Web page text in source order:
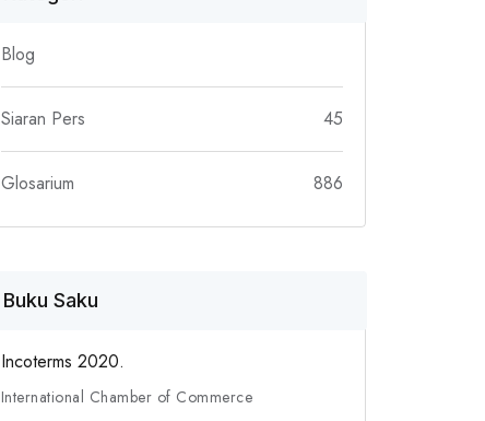
Blog
Siaran Pers 45
Glosarium 886
Buku Saku
Incoterms 2020.
International Chamber of Commerce